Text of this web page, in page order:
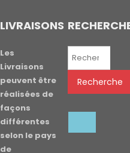
LIVRAISONS
Les
Livraisons
peuvent être
réalisées de
façons
différentes
selon le pays
de
Recherche
Recherche